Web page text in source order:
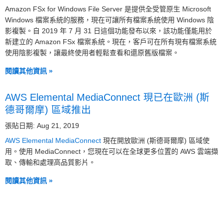
Amazon FSx for Windows File Server 是提供全受管原生 Microsoft
Windows 檔案系統的服務，現在可讓所有檔案系統使用 Windows 陰
影複製。自 2019 年 7 月 31 日這個功能發布以來，該功能僅能用於
新建立的 Amazon FSx 檔案系統。現在，客戶可在所有現有檔案系統
使用陰影複製，讓最終使用者輕鬆查看和還原舊版檔案。
閱讀其他資訊 »
AWS Elemental MediaConnect 現已在歐洲 (斯
德哥爾摩) 區域推出
張貼日期: Aug 21, 2019
AWS Elemental MediaConnect 現在開放歐洲 (斯德哥爾摩) 區域使
用。使用 MediaConnect，您現在可以在全球更多位置的 AWS 雲端擷
取、傳輸和處理高品質影片。
閱讀其他資訊 »